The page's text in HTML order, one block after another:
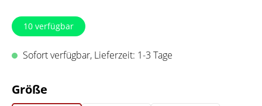
10 verfügbar
Sofort verfügbar, Lieferzeit: 1-3 Tage
Größe